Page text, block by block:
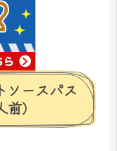
ソースパス
）